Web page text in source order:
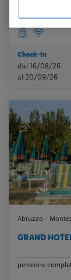
pernottamento
Check-in
dal 16/08/26
al 20/09/26
Abruzzo -
GRAND
pensione